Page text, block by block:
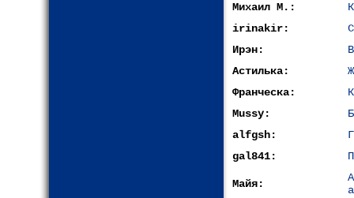
Михаил М.:
irinakir:
Ирэн:
Астилька:
Франческа:
Mussy:
alfgsh:
gal841:
Майя: